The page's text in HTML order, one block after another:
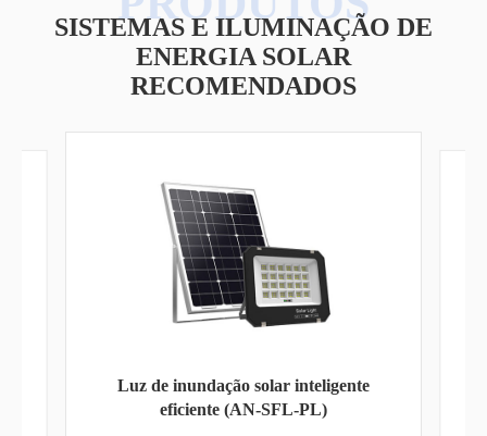
SISTEMAS E ILUMINAÇÃO DE
ENERGIA SOLAR
RECOMENDADOS
Inversor solar da série AN-PVI AN-PVI-
6000/10000W